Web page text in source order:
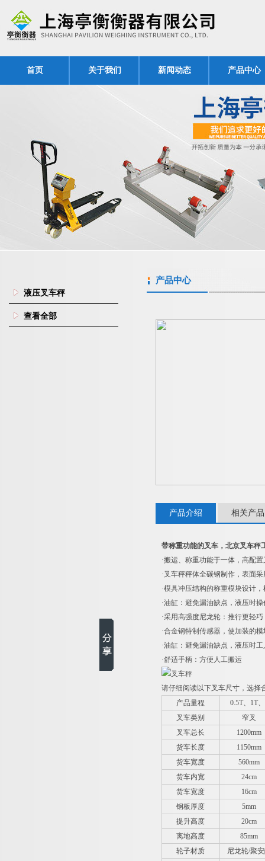
首页 关于我们 新闻动态 产品中心
液压叉车秤
查看全部
产品中心
产品介绍 相关产品
带称重功能的叉车，北京叉车秤
·搬运、称重功能于一体，高配
·叉车秤秤体全碳钢制作，表面
·模具冲压结构的称重模块设计
·油缸：避免漏油缺点，液压时
·采用高强度尼龙轮：推行更轻
·合金钢特制传感器，使加装的
·油缸：避免漏油缺点，液压时
·舒适手柄：方便人工搬运
请仔细阅读以下叉车尺寸，选择
产品量程
0.5T、1T
叉车类别
窄叉
叉车总长
1200mm
货车长度
1150mm
货车宽度
560mm
货车内宽
24cm
货车宽度
16cm
钢板厚度
5mm
提升高度
20cm
离地高度
85mm
轮子材质
尼龙轮/聚